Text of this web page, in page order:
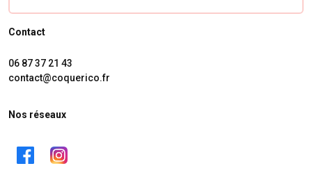
Contact
06 87 37 21 43
contact@coquerico.fr
Nos réseaux